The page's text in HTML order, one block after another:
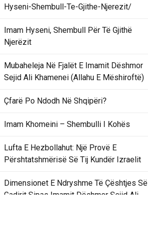
Hyseni-Shembull-Te-Gjithe-Njerezit/
Imam Hyseni, Shembull Për Të Gjithë
Njerëzit
Mubaheleja Në Fjalët E Imamit Dëshmor
Sejid Ali Khamenei (Allahu E Mëshiroftë)
Çfarë Po Ndodh Në Shqipëri?
Imam Khomeini – Shembulli I Kohës
Lufta E Hezbollahut: Një Provë E
Përshtatshmërisë Së Tij Kundër Izraelit
Dimensionet E Ndryshme Të Çështjes Së
Gadirit Sipas Imamit Dëshmor Sejid Ali